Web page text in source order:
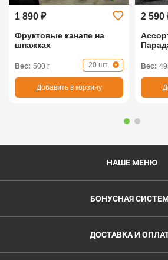
1 890 ₽
Фруктовые канапе на
шпажках
Вес: 500 г 20 шт.
Добавить в корзину
2 590
Вес:
НАШЕ МЕНЮ
БОНУСНАЯ
ДОСТАВКА И